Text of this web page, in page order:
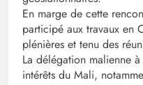
En marge de cette
participé aux travaux en
plénières et tenu des
La délégation malienne
intérêts du Mali,